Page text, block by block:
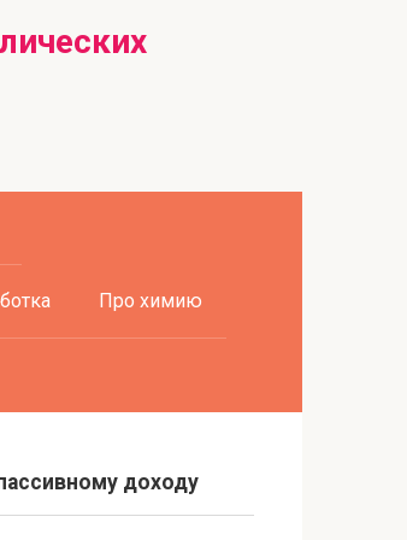
Про химию
доходу